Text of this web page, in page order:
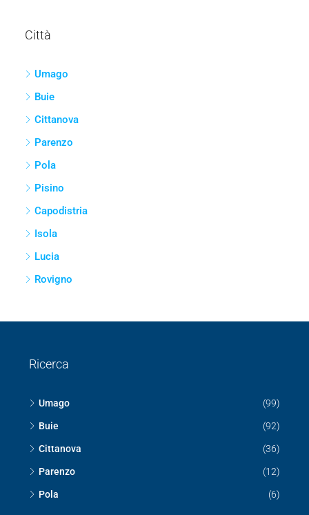
Città
Umago
Buie
Cittanova
Parenzo
Pola
Pisino
Capodistria
Isola
Lucia
Rovigno
Ricerca
Umago (99)
Buie (92)
Cittanova (36)
Parenzo (12)
Pola (6)